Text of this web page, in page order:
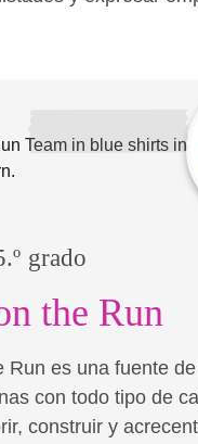
the Run
grado
Run es una fuente
con todo tipo de
construir y